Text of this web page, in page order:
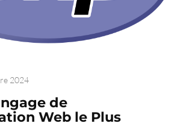
2024
de
Web le Plus